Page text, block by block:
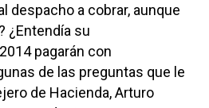
despacho a cobrar, aunque
¿Entendía su
pagarán con
de las preguntas que le
de Hacienda, Arturo